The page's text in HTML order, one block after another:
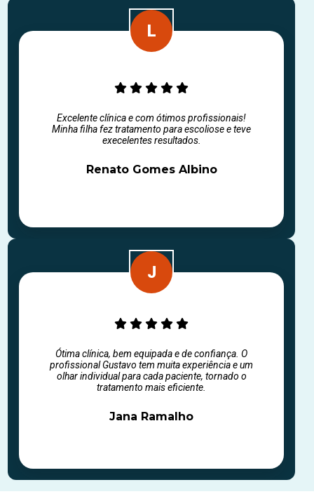
Excelente clínica e com ótimos profissionais!
Minha filha fez tratamento para escoliose e teve
execelentes resultados.
Renato Gomes Albino
Ótima clínica, bem equipada e de confiança. O
profissional Gustavo tem muita experiência e um
olhar individual para cada paciente, tornado o
tratamento mais eficiente.
Jana Ramalho